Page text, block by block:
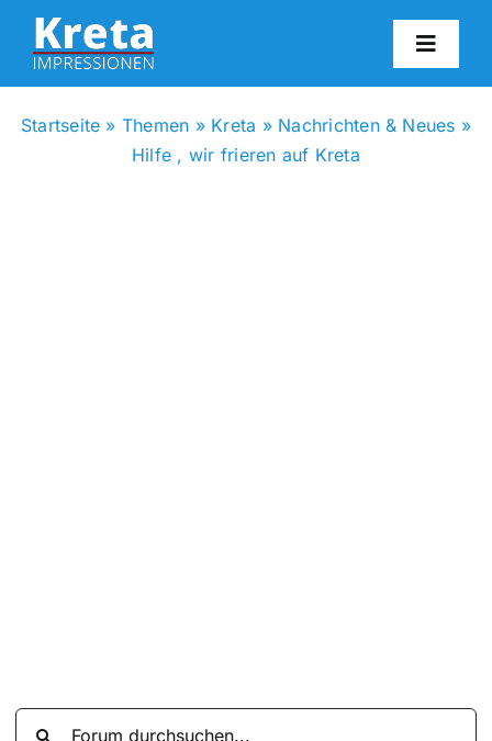
Zum
Inhalt
springen
Startseite » Themen » Kreta » Nachrichten & Neues »
Hilfe , wir frieren auf Kreta